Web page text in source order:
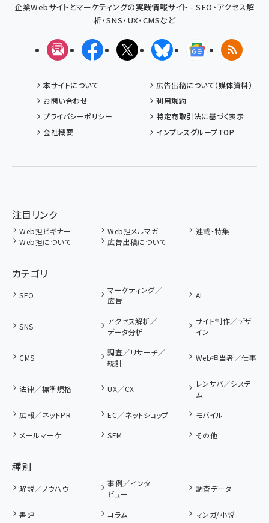
企業Webサイトとマーケティングの実践情報サイト - SEO・アクセス解
析・SNS・UX・CMSなど
メルマガFacebookX(エックス)BlueskyGoogleニュ
RSS
本サイトについて
広告出稿について（媒体資料）
お問い合わせ
利用規約
プライバシーポリシー
特定商取引法に基づく表示
会社概要
インプレスグループTOP
注目リンク
Web担ビギナー Web担メルマガ
連載・特集
Web担について
広告出稿について
カテゴリ
SEO
マーケティング／
広告
AI
SNS
アクセス解析／
データ分析
サイト制作／デザ
イン
CMS
調査／リサーチ／
統計
Web担当者／仕事
法律／標準規格 UX／CX
レンサバ／システ
ム
広報／ネットPR
EC／ネットショップ
モバイル
メールマーケ
SEM その他
種別
解説／ノウハウ
事例／インタ
ビュー
調査データ
書評 コラム
マンガ/小説